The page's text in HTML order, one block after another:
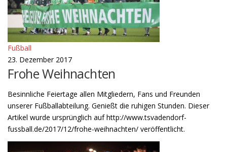
Fußball
23. Dezember 2017
Frohe Weihnachten
Besinnliche Feiertage allen Mitgliedern, Fans und Freunden
unserer Fußballabteilung. Genießt die ruhigen Stunden. Dieser
Artikel wurde ursprünglich auf http://www.tsvadendorf-
fussball.de/2017/12/frohe-weihnachten/ veröffentlicht.